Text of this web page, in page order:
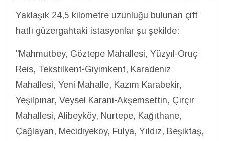
Yaklaşık 24,5 kilometre uzunluğu bulunan çift
hatlı güzergahtaki istasyonlar şu şekilde:
"Mahmutbey, Göztepe Mahallesi, Yüzyıl-Oruç
Reis, Tekstilkent-Giyimkent, Karadeniz
Mahallesi, Yeni Mahalle, Kazım Karabekir,
Yeşilpınar, Veysel Karani-Akşemsettin, Çırçır
Mahallesi, Alibeyköy, Nurtepe, Kağıthane,
Çağlayan, Mecidiyeköy, Fulya, Yıldız, Beşiktaş,